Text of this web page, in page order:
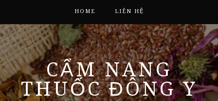
HOME LIÊN HỆ
CẨM NANG
THUỐC ĐÔNG Y